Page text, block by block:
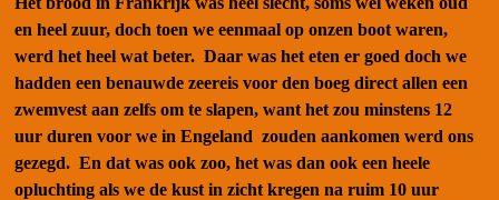
en heel zuur, doch toen we eenmaal op onzen boot waren,
werd het heel wat beter. Daar was het eten er goed doch we
hadden een benauwde zeereis voor den boeg direct allen een
zwemvest aan zelfs om te slapen, want het zou minstens 12
uur duren voor we in Engeland zouden aankomen werd ons
gezegd. En dat was ook zoo, het was dan ook een heele
opluchting als we de kust in zicht kregen na ruim 10 uur